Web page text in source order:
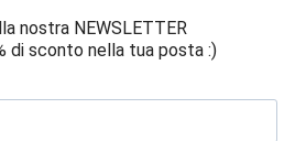
nostra NEWSLETTER
di sconto nella tua posta :)